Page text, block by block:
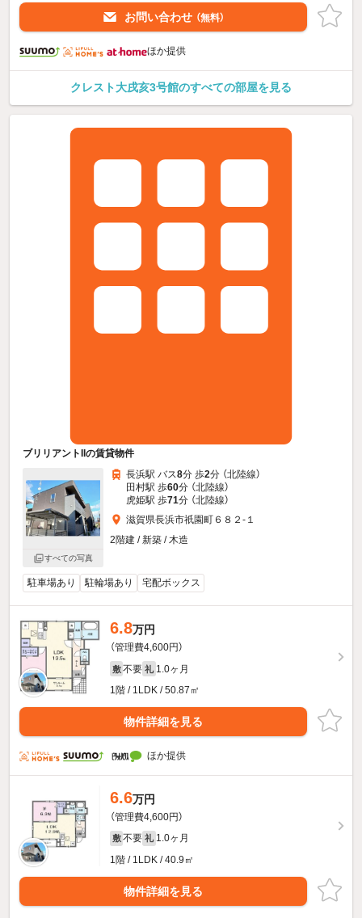
お問い合わせ （無料）
ほか提供
クレスト大戌亥3号館のすべての部屋を見る
ブリリアントIIの賃貸物件
すべての写真
長浜駅 バス8分 歩2分 （北陸線）
田村駅 歩60分 （北陸線）
虎姫駅 歩71分 （北陸線）
滋賀県長浜市祇園町６８２-１
2階建 / 新築 / 木造
駐車場あり 駐輪場あり 宅配ボックス
6.8万円
（管理費4,600円）
敷 不要 礼 1.0ヶ月
1階 / 1LDK / 50.87㎡
物件詳細を見る
ほか提供
6.6万円
（管理費4,600円）
敷 不要 礼 1.0ヶ月
1階 / 1LDK / 40.9㎡
物件詳細を見る